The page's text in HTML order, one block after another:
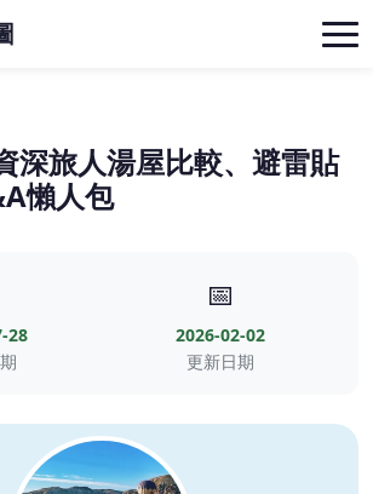
深旅人湯屋比較、避雷貼
懶人包
28
📅
2026-02-02
更新日期